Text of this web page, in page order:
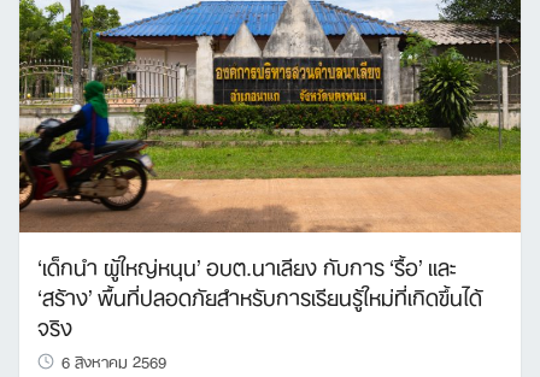
Search
for:
‘เด็กนำ ผู้ใหญ่หนุน’ อบต.นาเลียง กับการ ‘รื้อ’ และ
‘สร้าง’ พื้นที่ปลอดภัยสำหรับการเรียนรู้ใหม่ที่เกิดขึ้นได้
จริง
6 สิงหาคม 2569